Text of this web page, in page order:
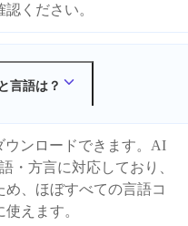
ください。
言語は？
ウンロードできます。AI
・方言に対応しており、
、ほぼすべての言語コ
えます。